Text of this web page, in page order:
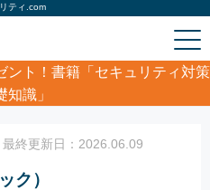
ティ.com
ント！書籍「セキュリティ対策
知識」
（ウェブフック）
終更新日：2026.06.09
ク）